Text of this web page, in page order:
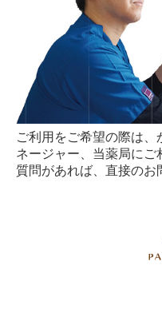
ご利用をご希望の際は
ネージャー、当薬局に
質問があれば、直接のお